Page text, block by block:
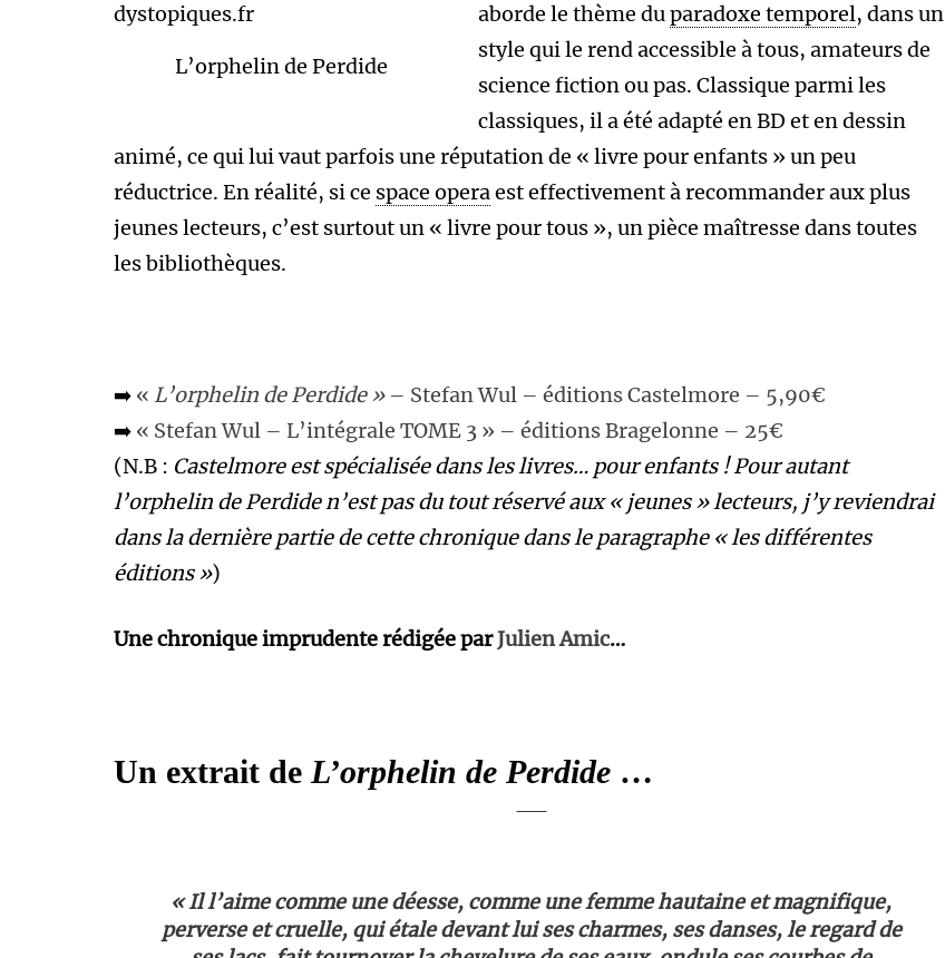
L’orphelin de Perdide
aborde le thème duparadoxe temporel, dans un
style qui le rend accessible à tous, amateurs de
science fiction ou pas. Classique parmi les
classiques, il a été adapté en BD et en dessin
animé, ce qui lui vaut parfois une réputation de « livre pour enfants » un peu
réductrice. En réalité, si ce space operaest effectivement à recommander aux plus
jeunes lecteurs, c’est surtout un « livre pour tous », un pièce maîtresse dans toutes
les bibliothèques.
➡️ « L’orphelin de Perdide »– Stefan Wul – éditions Castelmore – 5,90€
➡️ « Stefan Wul – L’intégrale TOME 3 » – éditions Bragelonne – 25€
(N.B : Castelmore est spécialisée dans les livres… pour enfants ! Pour autant
l’orphelin de Perdide n’est pas du tout réservé aux « jeunes » lecteurs, j’y reviendrai
dans la dernière partie de cette chronique dans le paragraphe « les différentes
éditions »)
Une chronique imprudente rédigée parJulien Amic…
Un extrait de L’orphelin de Perdide …
« Il l’aime comme une déesse, comme une femme hautaine et magnifique,
perverse et cruelle, qui étale devant lui ses charmes, ses danses, le regard de